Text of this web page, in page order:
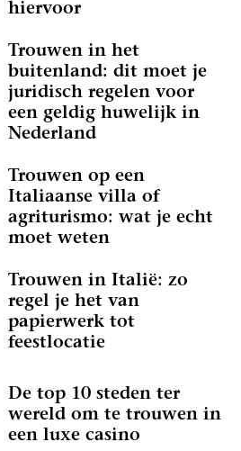
hiervoor
Trouwen in het
buitenland: dit moet je
juridisch regelen voor
een geldig huwelijk in
Nederland
Trouwen op een
Italiaanse villa of
agriturismo: wat je echt
moet weten
Trouwen in Italië: zo
regel je het van
papierwerk tot
feestlocatie
De top 10 steden ter
wereld om te trouwen in
een luxe casino